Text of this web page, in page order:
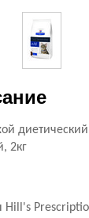
2кг
Hill's